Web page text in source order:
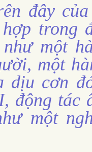
đây
trong
một
một
dịu cơn
động tác
một